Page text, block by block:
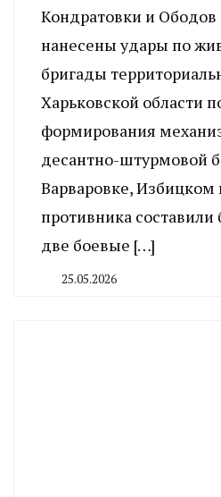
Кондратовки и Ободов
нанесены удары по
бригады
Харьковской области
формирования
десантно-штурмовой
Варваровке, Избицком
противника составили
две боевые […]
25.05.2026